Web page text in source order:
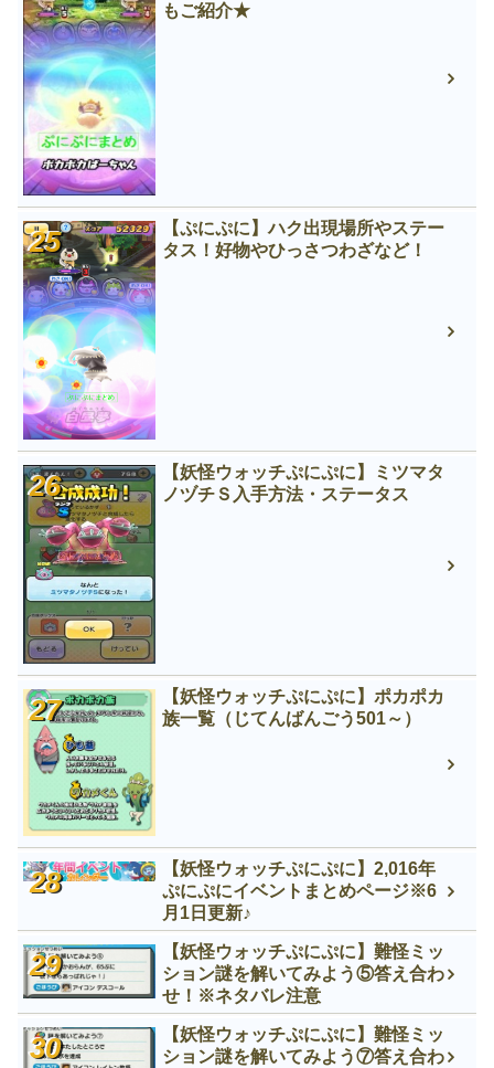
もご紹介★
【ぷにぷに】ハク出現場所やステー
タス！好物やひっさつわざなど！
【妖怪ウォッチぷにぷに】ミツマタ
ノヅチＳ入手方法・ステータス
【妖怪ウォッチぷにぷに】ポカポカ
族一覧（じてんばんごう501～）
【妖怪ウォッチぷにぷに】2,016年
ぷにぷにイベントまとめページ※6
月1日更新♪
【妖怪ウォッチぷにぷに】難怪ミッ
ション謎を解いてみよう⑤答え合わ
せ！※ネタバレ注意
【妖怪ウォッチぷにぷに】難怪ミッ
ション謎を解いてみよう⑦答え合わ